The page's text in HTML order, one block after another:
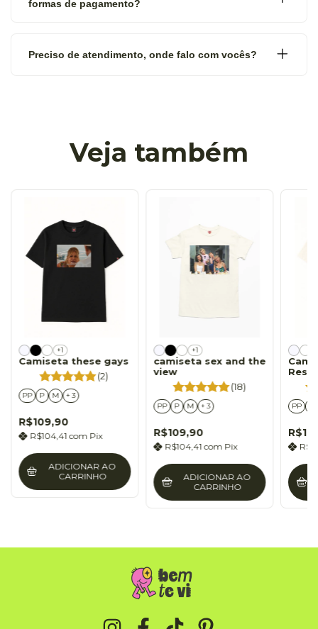
formas de pagamento?
Preciso de atendimento, onde falo com vocês?
Veja também
+1
Camiseta these gays
(2)
PP P M + 3
R$109,90
R$104,41 com Pix
ADICIONAR AO
CARRINHO
+1
camiseta sex and the
view
(18)
PP P M + 3
R$109,90
R$104,41com Pix
ADICIONAR AO
CARRINHO
PP